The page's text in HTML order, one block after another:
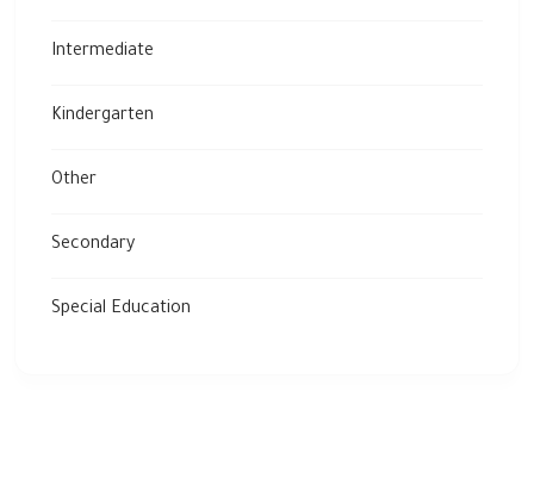
Intermediate
Kindergarten
Other
Secondary
Special Education